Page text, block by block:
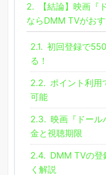
2.
【結論】映画『
ならDMM TVがおす
2.1. 初回登録で
る！
2.2. ポイント利用
可能
2.3. 映画『ドール
金と視聴期限
2.4. DMM TVの登
く解説